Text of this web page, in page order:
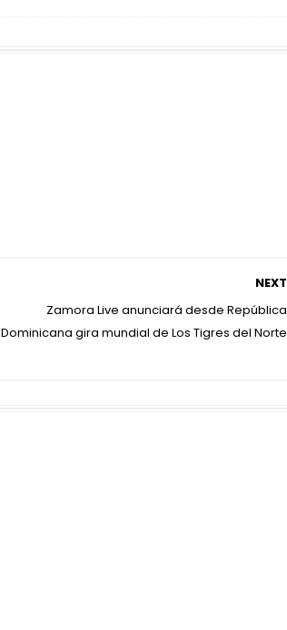
NEXT
Zamora Live anunciará desde República
Dominicana gira mundial de Los Tigres del Norte